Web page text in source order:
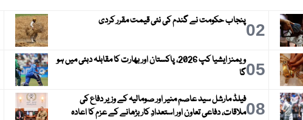
02پنجاب حکومت نے گندم کی نئی قیمت مقرر کردی
05
ویمنز ایشیا کپ 2026، پاکستان اور بھارت کا مقابلہ دبئی میں ہو
گا
08فیلڈ مارشل سید عاصم منیر اور صومالیہ کے وزیر دفاع کی
ملاقات، دفاعی تعاون اور استعدادِ کار بڑھانے کے عزم کا اعادہ